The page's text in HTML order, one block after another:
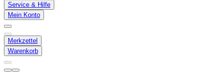
Service & Hilfe
Mein Konto
Merkzettel
Warenkorb